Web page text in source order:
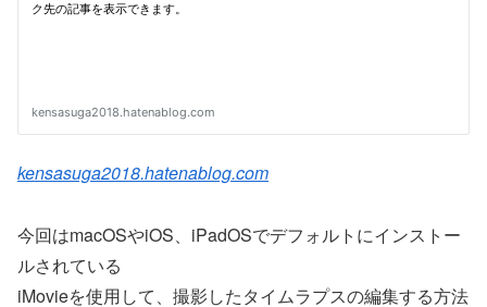
kensasuga2018.hatenablog.com
今回はmacOSやiOS、iPadOSでデフォルトにインストー
ルされている
iMovieを使用して、撮影したタイムラプスの編集する方法